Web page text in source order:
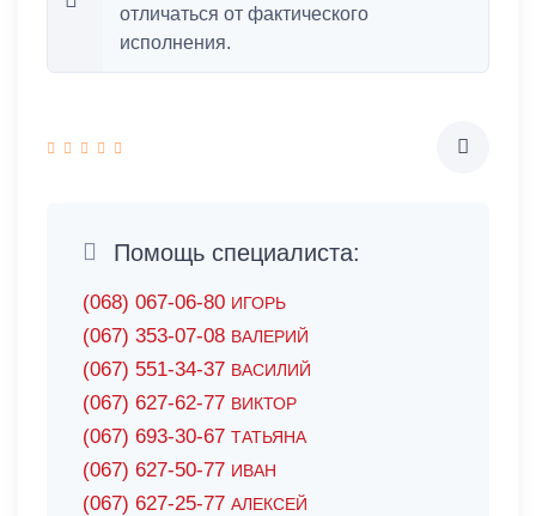
отличаться от фактического
исполнения.
Помощь специалиста:
(068) 067-06-80 ИГОРЬ
(067) 353-07-08 ВАЛЕРИЙ
(067) 551-34-37 ВАСИЛИЙ
(067) 627-62-77 ВИКТОР
(067) 693-30-67 ТАТЬЯНА
(067) 627-50-77 ИВАН
(067) 627-25-77 АЛЕКСЕЙ